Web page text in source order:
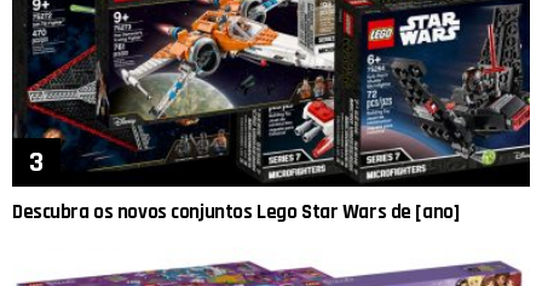
Descubra os novos conjuntos Lego Star Wars de [ano]